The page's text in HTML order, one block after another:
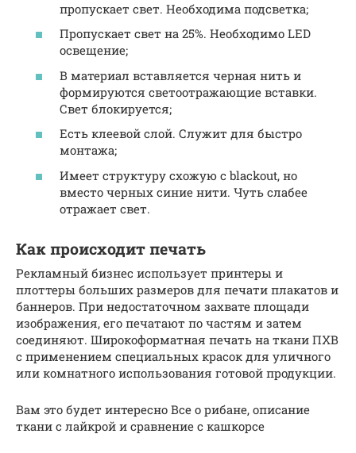
пропускает свет. Необходима подсветка;
Пропускает свет на 25%. Необходимо LED
освещение;
В материал вставляется черная нить и
формируются светоотражающие вставки.
Свет блокируется;
Есть клеевой слой. Служит для быстро
монтажа;
Имеет структуру схожую с blackout, но
вместо черных синие нити. Чуть слабее
отражает свет.
Как происходит печать
Рекламный бизнес использует принтеры и
плоттеры больших размеров для печати плакатов и
баннеров. При недостаточном захвате площади
изображения, его печатают по частям и затем
соединяют. Широкоформатная печать на ткани ПХВ
с применением специальных красок для уличного
или комнатного использования готовой продукции.
Вам это будет интересно Все о рибане, описание
ткани с лайкрой и сравнение с кашкорсе